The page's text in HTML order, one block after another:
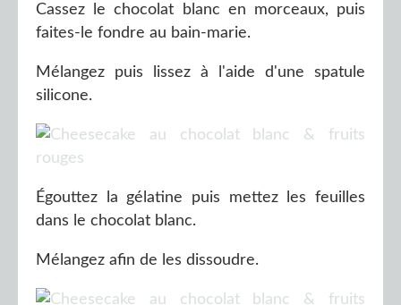
Cassez le chocolat blanc en morceaux, puis
faites-le fondre au bain-marie.
Mélangez puis lissez à l'aide d'une spatule
silicone.
Égouttez la gélatine puis mettez les feuilles
dans le chocolat blanc.
Mélangez afin de les dissoudre.